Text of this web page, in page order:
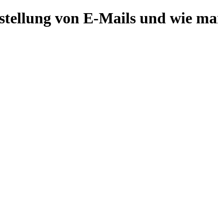
von E-Mails und wie